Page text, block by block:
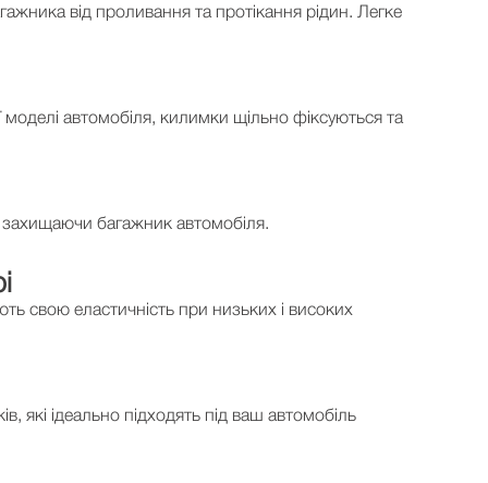
від проливання та протікання рідин. Легке
моделі автомобіля, килимки щільно фіксуються та
захищаючи багажник автомобіля.
свою еластичність при низьких і високих
які ідеально підходять під ваш автомобіль